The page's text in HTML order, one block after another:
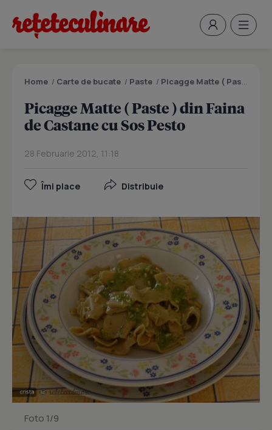
Home / Carte de bucate / Paste / Picagge Matte ( Paste ) din Faina de Castane cu Sos Pesto
Picagge Matte ( Paste ) din Faina
de Castane cu Sos Pesto
28 Februarie 2012, 11:18
Îmi place Distribuie
Foto 1/9